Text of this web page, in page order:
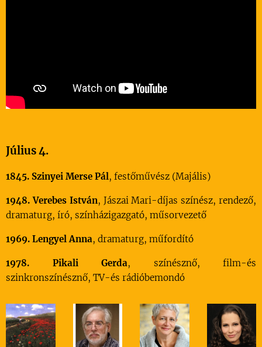
Július 4.
1845. Szinyei Merse Pál, festőművész (Majális)
1948. Verebes István, Jászai Mari-díjas színész, rendező,
dramaturg, író, színházigazgató, műsorvezető
1969. Lengyel Anna, dramaturg, műfordító
1978. Pikali Gerda, színésznő, film-és
szinkronszínésznő, TV-és rádióbemondó